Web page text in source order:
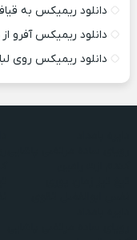
دانلود ریمیکس به
دانلود ریمیکس آفرو
دانلود ریمیکس روی